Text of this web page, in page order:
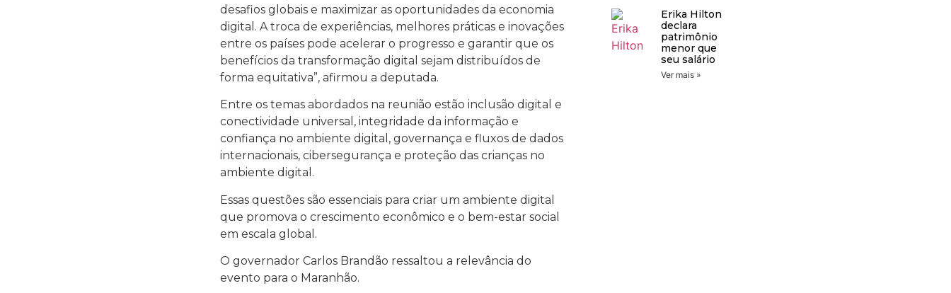
desafios globais e maximizar as oportunidades da economia
digital. A troca de experiências, melhores práticas e inovações
entre os países pode acelerar o progresso e garantir que os
benefícios da transformação digital sejam distribuídos de
forma equitativa”, afirmou a deputada.
Entre os temas abordados na reunião estão inclusão digital e
conectividade universal, integridade da informação e
confiança no ambiente digital, governança e fluxos de dados
internacionais, cibersegurança e proteção das crianças no
ambiente digital.
Essas questões são essenciais para criar um ambiente digital
que promova o crescimento econômico e o bem-estar social
em escala global.
O governador Carlos Brandão ressaltou a relevância do
evento para o Maranhão.
Erika Hilton
declara
patrimônio
menor que
seu salário
Ver mais »